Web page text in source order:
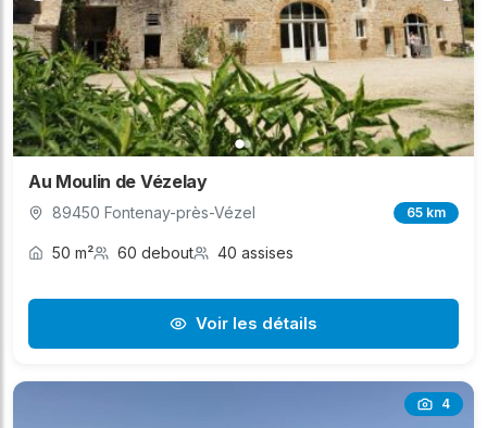
Au Moulin de Vézelay
89450 Fontenay-près-Vézel 65 km
50 m² 60 debout 40 assises
Voir les détails
4